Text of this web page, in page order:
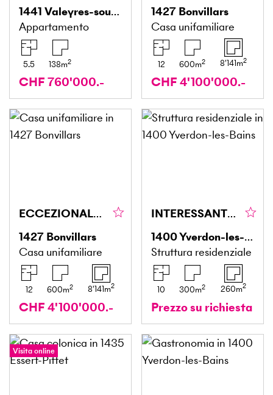
1441 Valeyres-sous-Montagny
Appartamento
5.5 138m2
CHF 760'000.-
1427 Bonvillars
Casa unifamiliare
12 600m2 8'141m2
CHF 4'100'000.-
ECCEZIONALE CON UN'AMPIA DISPONIBILITÀ DI TEMPO
1427 Bonvillars
Casa unifamiliare
12 600m2 8'141m2
CHF 4'100'000.-
INTERESSANTE RENDITA IN CENTRO CITTÀ CON GIARDINO
1400Yverdon-les-Bains
Struttura residenziale
10 300m2 260m2
Prezzo su richiesta
Visita online